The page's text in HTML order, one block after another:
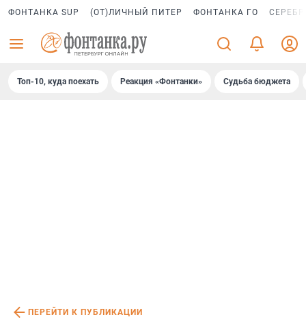
ФОНТАНКА SUP (ОТ)ЛИЧНЫЙ ПИТЕР ФОНТАНКА ГО
Топ-10, куда поехать Реакция «Фонтанки» Судьба бюджета
ПЕРЕЙТИ К ПУБЛИКАЦИИ